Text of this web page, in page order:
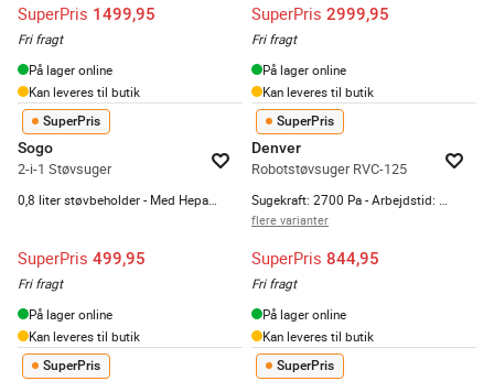
SuperPris 1499,95
Fri fragt
På lager online
Kan leveres til butik
SuperPris 2999,95
Fri fragt
På lager online
Kan leveres til butik
SuperPris
Sogo
2-i-1 Støvsuger
SuperPris 499,95
Fri fragt
På lager online
Kan leveres til butik
SuperPris
Denver
Robotstøvsuger RVC-125
flere varianter
SuperPris 844,95
Fri fragt
På lager online
Kan leveres til butik
SuperPris SuperPris